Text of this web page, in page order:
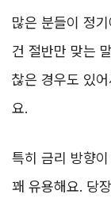
많은 분들이 정
건 절반만 맞는
찮은 경우도 있
요.
특히 금리 방향
꽤 유용해요. 당